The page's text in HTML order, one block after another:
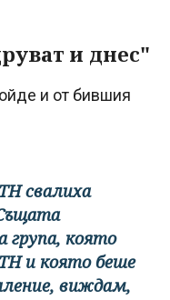
и днес"
и от бившия
свалиха
група, която
и която беше
виждам,